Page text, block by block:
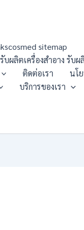
sitemap
รับผลิตเครื่องสำอาง รั
ติดต่อเรา
นโ
บริการของเรา